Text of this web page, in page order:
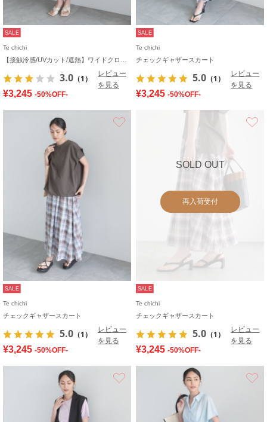
SALE
Te chichi
3.0 （1）
レビュー
を見る
¥3,245 -50%OFF-
SALE
Te chichi
チェックギャザースカート
5.0 （1）
レビュー
を見る
¥3,245 -50%OFF-
SALE
Te chichi
チェックギャザースカート
5.0 （1）
レビュー
を見る
¥3,245 -50%OFF-
SOLD OUT
再入荷受付
SALE
Te chichi
チェックギャザースカート
5.0 （1）
レビュー
を見る
¥3,245 -50%OFF-